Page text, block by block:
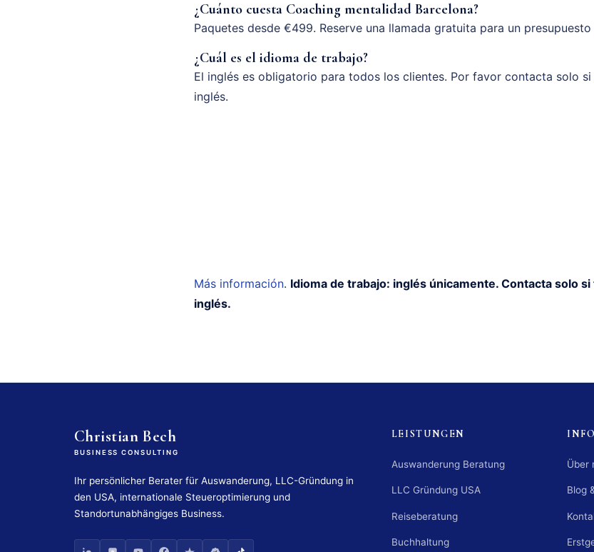
¿Cuánto cuesta Coaching mentalidad Barcelona?
Paquetes desde €499. Reserve una llamada gratuita para un
¿Cuál es el idioma de trabajo?
El inglés es obligatorio para todos los clientes. Por favor contacta solo
inglés.
Más información. Idioma de trabajo: inglés únicamente. Contacta solo
inglés.
Christian Bech
BUSINESS CONSULTING
Ihr persönlicher Berater für Auswanderung, LLC-Gründung in
den USA, internationale Steueroptimierung und
Standortunabhängiges Business.
LEISTUNGEN
Auswanderung Beratung
LLC Gründung USA
Reiseberatung
Buchhaltung
Über
Blog